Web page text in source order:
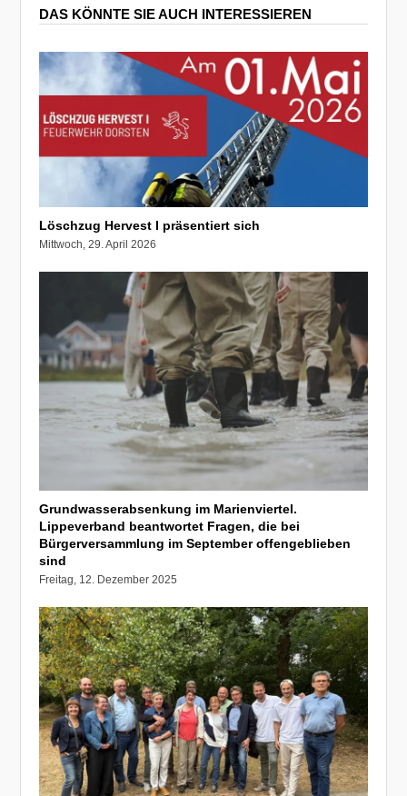
DAS KÖNNTE SIE AUCH INTERESSIEREN
Löschzug Hervest I präsentiert sich
Mittwoch, 29. April 2026
Grundwasserabsenkung im Marienviertel.
Lippeverband beantwortet Fragen, die bei
Bürgerversammlung im September offengeblieben
sind
Freitag, 12. Dezember 2025